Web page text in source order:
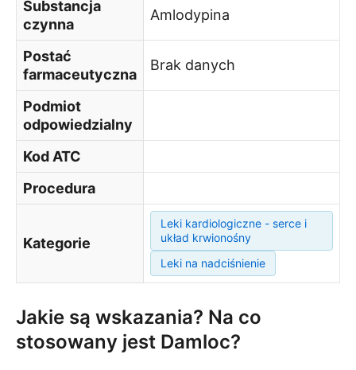
Substancja
czynna
Amlodypina
Postać
farmaceutyczna
Brak danych
Podmiot
odpowiedzialny
Kod ATC
Procedura
Kategorie
Leki kardiologiczne - serce i
układ krwionośny
Leki na nadciśnienie
Jakie są wskazania? Na co
stosowany jest Damloc?